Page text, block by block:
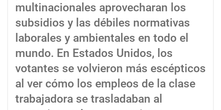
multinacionales aprovecharan los
subsidios y las débiles normativas
laborales y ambientales en todo el
mundo. En Estados Unidos, los
votantes se volvieron más escépticos
al ver cómo los empleos de la clase
trabajadora se trasladaban al